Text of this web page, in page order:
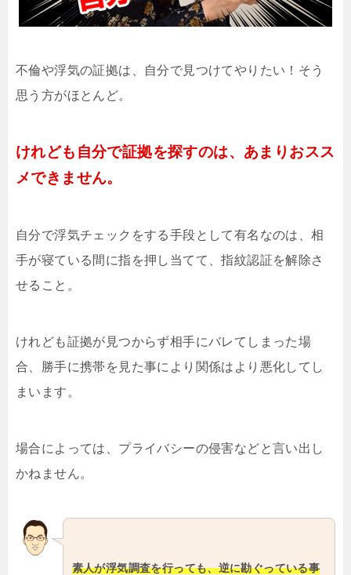
不倫や浮気の証拠は、自分で見つけてやりたい！そう
思う方がほとんど。
けれども自分で証拠を探すのは、あまりおスス
メできません。
自分で浮気チェックをする手段として有名なのは、相
手が寝ている間に指を押し当てて、指紋認証を解除さ
せること。
けれども証拠が見つからず相手にバレてしまった場
合、勝手に携帯を見た事により関係はより悪化してし
まいます。
場合によっては、プライバシーの侵害などと言い出し
かねません。
素人が浮気調査を行っても、逆に勘ぐっている事